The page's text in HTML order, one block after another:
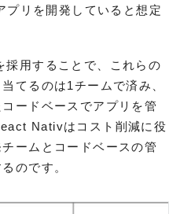
リを開発していると想定
用することで、これらの
てるのは1チームで済み、
ードベースでアプリを管
Nativはコスト削減に役
ームとコードベースの管
のです。